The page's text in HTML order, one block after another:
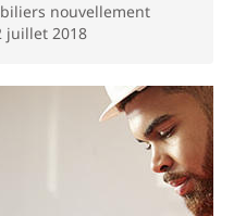
nouvellement
juillet 2018